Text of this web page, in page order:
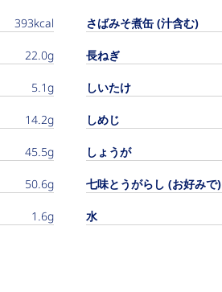
393kcal
22.0g
5.1g
14.2g
45.5g
50.6g
1.6g
さばみそ煮缶 (汁含む)
長ねぎ
しいたけ
しめじ
しょうが
七味とうがらし (お好みで)
水